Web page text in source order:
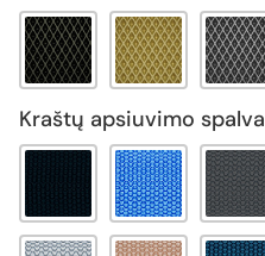
Kraštų apsiuvimo spalva